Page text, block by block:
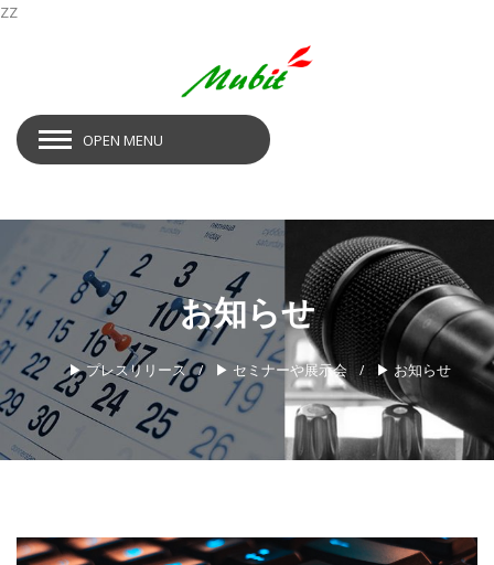
ZZ
OPEN MENU
お知らせ
▶ プレスリリース ▶ セミナーや展示会 ▶ お知らせ